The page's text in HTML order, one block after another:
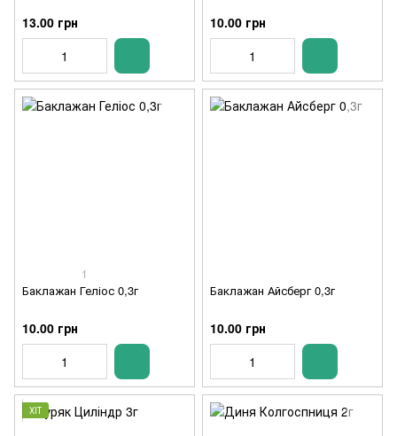
13.00 грн 10.00 грн
1
Баклажан Геліос 0,3г
10.00 грн
Баклажан Айсберг 0,3г
10.00 грн
ХІТ